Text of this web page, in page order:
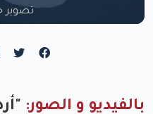
تصوير
بالفيديو و الصور: